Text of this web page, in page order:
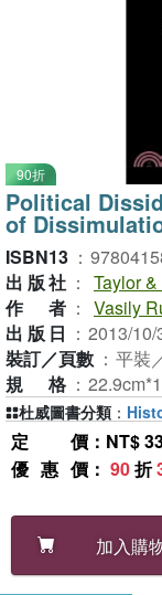
90折
Political
of
ISBN13 ：
出版社 ： Taylor
作者 ： Vasily
出版日 ： 2013/10/
裝訂／頁數 ： 平裝
規格 ：
定價 ：NT$
優惠價 ： 90折
加入購
杜威圖書分類 ：